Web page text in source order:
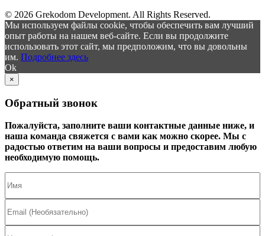
© 2026 Grekodom Development. All Rights Reserved.
Мы используем файлы cookie, чтобы обеспечить вам лучший
опыт работы на нашем веб-сайте. Если вы продолжите
использовать этот сайт, мы предположим, что вы довольны
им. Подробнее здесь
Ok
×
Обратный звонок
Пожалуйста, заполните ваши контактные данные ниже, и
наша команда свяжется с вами как можно скорее. Мы с
радостью ответим на ваши вопросы и предоставим любую
необходимую помощь.